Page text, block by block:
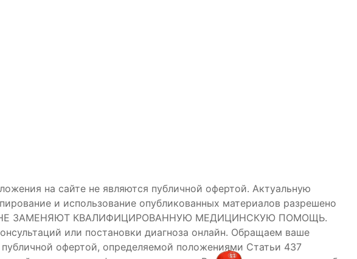
на сайте не являются публичной офертой. Актуальную
и использование опубликованных материалов разрешено
НЕ ЗАМЕНЯЮТ КВАЛИФИЦИРОВАННУЮ МЕДИЦИНСКУЮ ПОМОЩЬ.
или постановки диагноза онлайн. Обращаем ваше
офертой, определяемой положениями Статьи 437